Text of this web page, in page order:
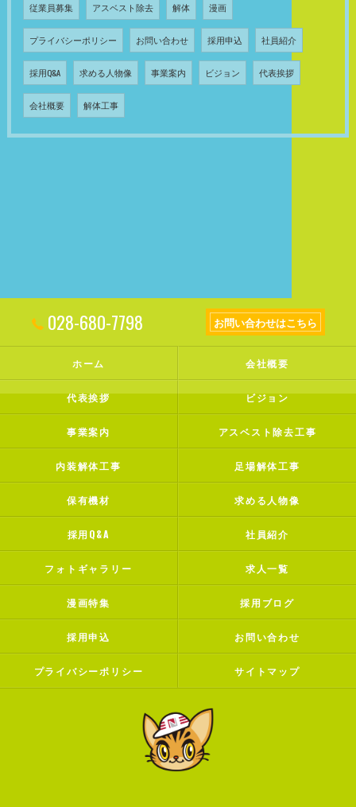
従業員募集 アスベスト除去 解体 漫画
プライバシーポリシー お問い合わせ 採用申込 社員紹介
採用Q&A 求める人物像 事業案内 ビジョン 代表挨拶
会社概要 解体工事
028-680-7798 お問い合わせはこちら
ホーム 会社概要
代表挨拶 ビジョン
事業案内 アスベスト除去工事
内装解体工事 足場解体工事
保有機材 求める人物像
採用Q&A 社員紹介
フォトギャラリー 求人一覧
漫画特集 採用ブログ
採用申込 お問い合わせ
プライバシーポリシー サイトマップ